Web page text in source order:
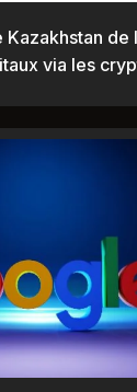
de
via les